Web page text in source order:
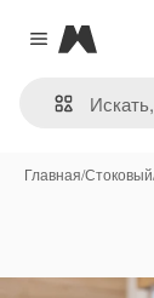
Close menu
Magnific
Главная/Стоковый